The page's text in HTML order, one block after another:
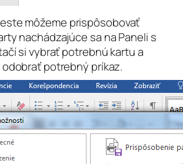
môžeme prispôsobovať
nachádzajúce sa na Paneli s
si vybrať potrebnú kartu a
potrebný príkaz.